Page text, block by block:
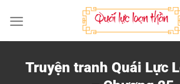
qua
nội
Truyện tranh Quái Lực